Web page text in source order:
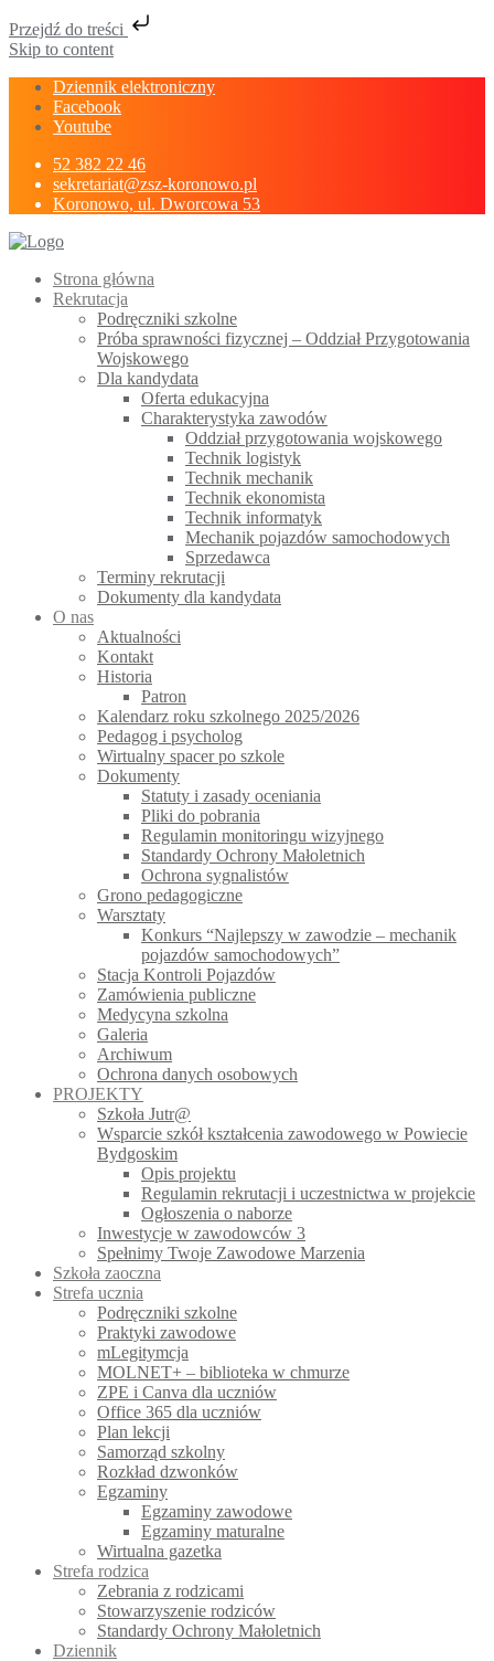
Przejdź do treści
Skip to content
Dziennik elektroniczny
Facebook
Youtube
52 382 22 46
sekretariat@zsz-koronowo.pl
Koronowo, ul. Dworcowa 53
Strona główna
Rekrutacja
Podręczniki szkolne
Próba sprawności fizycznej – Oddział Przygotowania
Wojskowego
Dla kandydata
Oferta edukacyjna
Charakterystyka zawodów
Oddział przygotowania wojskowego
Technik logistyk
Technik mechanik
Technik ekonomista
Technik informatyk
Mechanik pojazdów samochodowych
Sprzedawca
Terminy rekrutacji
Dokumenty dla kandydata
O nas
Aktualności
Kontakt
Historia
Patron
Kalendarz roku szkolnego 2025/2026
Pedagog i psycholog
Wirtualny spacer po szkole
Dokumenty
Statuty i zasady oceniania
Pliki do pobrania
Regulamin monitoringu wizyjnego
Standardy Ochrony Małoletnich
Ochrona sygnalistów
Grono pedagogiczne
Warsztaty
Konkurs “Najlepszy w zawodzie – mechanik
pojazdów samochodowych”
Stacja Kontroli Pojazdów
Zamówienia publiczne
Medycyna szkolna
Galeria
Archiwum
Ochrona danych osobowych
PROJEKTY
Szkoła Jutr@
Wsparcie szkół kształcenia zawodowego w Powiecie
Bydgoskim
Opis projektu
Regulamin rekrutacji i uczestnictwa w projekcie
Ogłoszenia o naborze
Inwestycje w zawodowców 3
Spełnimy Twoje Zawodowe Marzenia
Szkoła zaoczna
Strefa ucznia
Podręczniki szkolne
Praktyki zawodowe
mLegitymcja
MOLNET+ – biblioteka w chmurze
ZPE i Canva dla uczniów
Office 365 dla uczniów
Plan lekcji
Samorząd szkolny
Rozkład dzwonków
Egzaminy
Egzaminy zawodowe
Egzaminy maturalne
Wirtualna gazetka
Strefa rodzica
Zebrania z rodzicami
Stowarzyszenie rodziców
Standardy Ochrony Małoletnich
Dziennik